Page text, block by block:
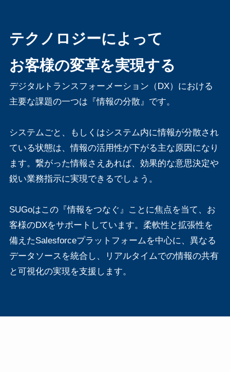
テクノロジーによって
お客様の変革を実現する
デジタルトランスフォーメーション（DX）における
主要な課題の一つは『情報の分散』です。
システムごと、もしくはシステム内に情報が分散され
ている状態は、情報の活用性が下がる主な原因になり
ます。繋がった情報さえあれば、効果的な意思決定や
鋭い業務指示に実現できるでしょう。
SUGoはこの『情報をつなぐ』ことに焦点を当て、お
客様のDXをサポートしています。柔軟性と拡張性を
備えたSalesforceプラットフォームを中心に、異なる
データソースを統合し、リアルタイムでの情報の共有
と可視化の実現を支援します。